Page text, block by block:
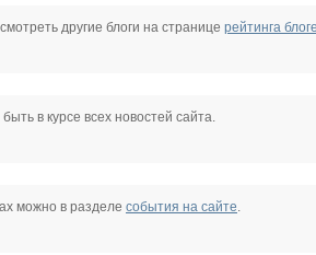
другие блоги на странице рейтинга
в курсе всех новостей сайта.
можно в разделе события на сайте.